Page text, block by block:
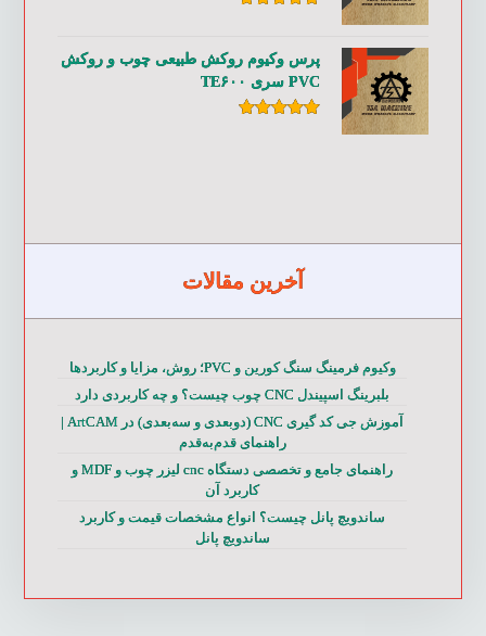
پرس وکیوم روکش طبیعی چوب و روکش
PVC سری TE۶۰۰
آخرین مقالات
وکیوم فرمینگ سنگ کورین و PVC؛ روش، مزایا و کاربردها
بلبرینگ اسپیندل CNC چوب چیست؟ و چه کاربردی دارد
آموزش جی کد گیری CNC (دوبعدی و سه‌بعدی) در ArtCAM |
راهنمای قدم‌به‌قدم
راهنمای جامع و تخصصی دستگاه cnc لیزر چوب و MDF و
کاربرد آن
ساندویچ پانل چیست؟ انواع مشخصات قیمت و کاربرد
ساندویچ پانل